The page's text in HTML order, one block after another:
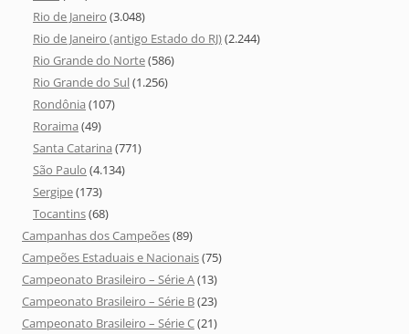
Rio de Janeiro (3.048)
Rio de Janeiro (antigo Estado do RJ)(2.244)
Rio Grande do Norte(586)
Rio Grande do Sul(1.256)
Rondônia (107)
Roraima (49)
Santa Catarina (771)
São Paulo (4.134)
Sergipe(173)
Tocantins(68)
Campanhas dos Campeões(89)
Campeões Estaduais e Nacionais(75)
Campeonato Brasileiro – Série A(13)
Campeonato Brasileiro – Série B(23)
Campeonato Brasileiro – Série C(21)